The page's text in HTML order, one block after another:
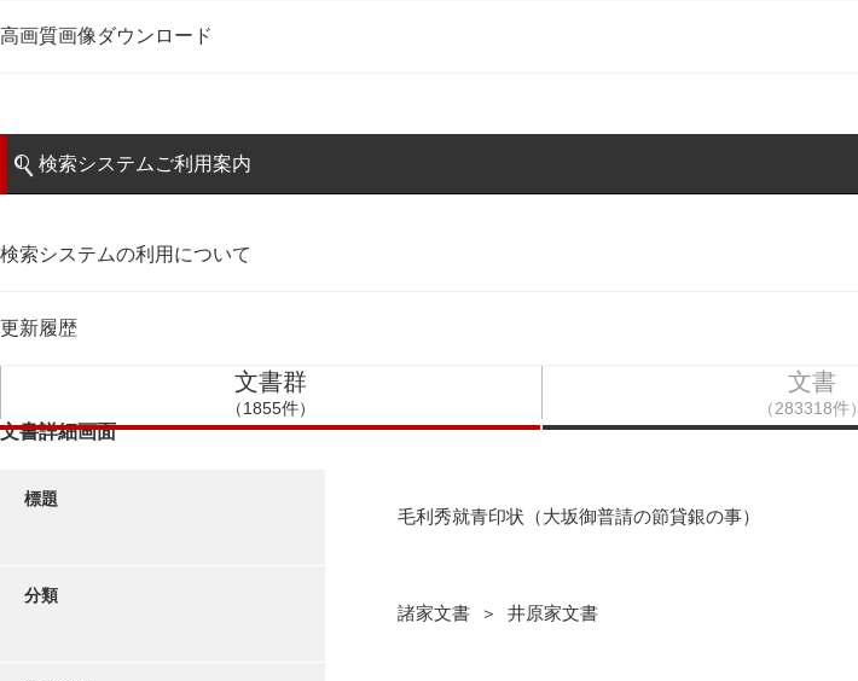
高画質画像ダウンロード
検索システムご利用案内
検索システムの利用について
更新履歴
文書群
（1855件）
文書
（283318件）
文書詳細画面
標題
毛利秀就青印状（大坂御普請の節貸銀の事）
分類
諸家文書 ＞ 井原家文書